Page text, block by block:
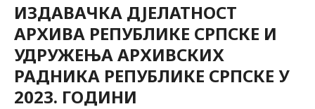
ИЗДАВАЧКА ДЈЕЛАТНОСТ
АРХИВА РЕПУБЛИКЕ СРПСКЕ И
УДРУЖЕЊА АРХИВСКИХ
РАДНИКА РЕПУБЛИКЕ СРПСКЕ У
2023. ГОДИНИ